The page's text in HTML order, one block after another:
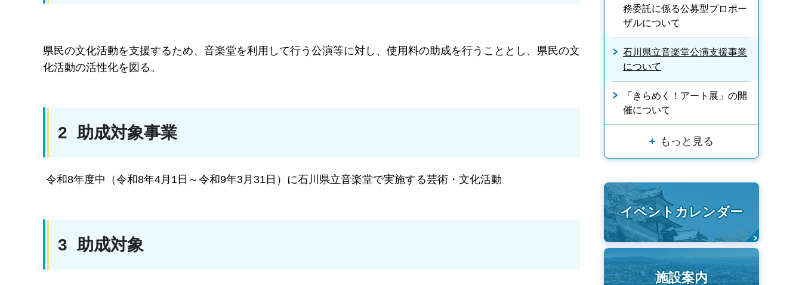
県民の文化活動を支援するため、音楽堂を利用して行う公演等に対し、使用料の助成を行うこととし、県民の文
化活動の活性化を図る。
2 助成対象事業
令和8年度中（令和8年4月1日～令和9年3月31日）に石川県立音楽堂で実施する芸術・文化活動
3 助成対象
務委託に係る公募型プロポー
ザルについて
石川県立音楽堂公演支援事業
について
「きらめく！アート展」の開
催について
もっと見る
イベントカレンダー
施設案内